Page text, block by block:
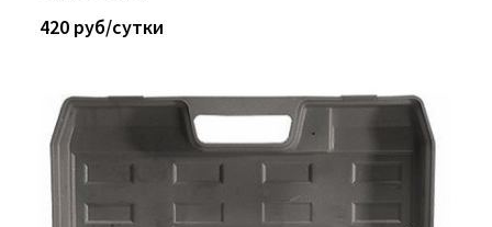
420 руб/сутки